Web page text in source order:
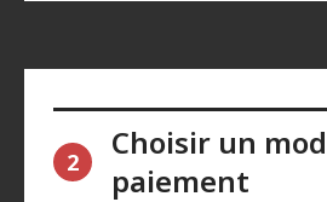
2
Choisir un
paiement